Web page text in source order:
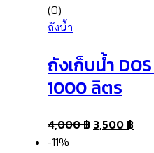
(0)
ถังน้ำ
ถังเก็บน้ำ
1000 ลิตร
4,000฿ 3,500 ฿
-11%